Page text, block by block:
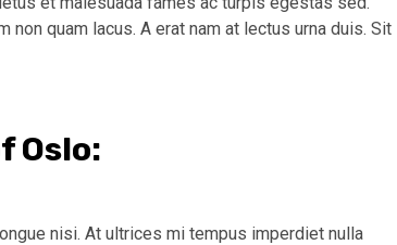
quam lacus. A erat nam at lectus urna duis. Sit
Oslo:
nisi. At ultrices mi tempus imperdiet nulla